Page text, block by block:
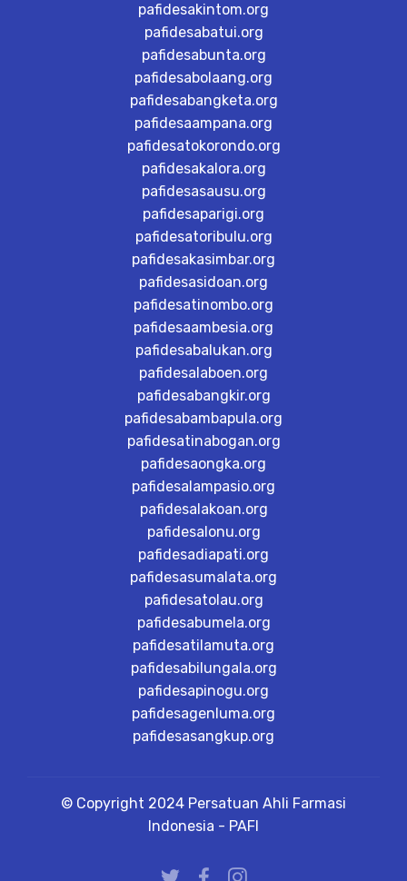
pafidesakintom.org
pafidesabatui.org
pafidesabunta.org
pafidesabolaang.org
pafidesabangketa.org
pafidesaampana.org
pafidesatokorondo.org
pafidesakalora.org
pafidesasausu.org
pafidesaparigi.org
pafidesatoribulu.org
pafidesakasimbar.org
pafidesasidoan.org
pafidesatinombo.org
pafidesaambesia.org
pafidesabalukan.org
pafidesalaboen.org
pafidesabangkir.org
pafidesabambapula.org
pafidesatinabogan.org
pafidesaongka.org
pafidesalampasio.org
pafidesalakoan.org
pafidesalonu.org
pafidesadiapati.org
pafidesasumalata.org
pafidesatolau.org
pafidesabumela.org
pafidesatilamuta.org
pafidesabilungala.org
pafidesapinogu.org
pafidesagenluma.org
pafidesasangkup.org
© Copyright 2024 Persatuan Ahli Farmasi
Indonesia - PAFI